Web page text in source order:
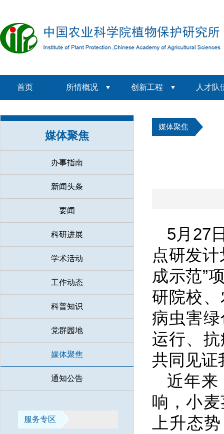
首页 所情概况 创新工程 人才队
媒体聚焦
办事指南
新闻头条
要闻
科研进展
学术活动
工作动态
科普知识
党群园地
媒体聚焦
通知公告
服务专区
媒体聚焦
5月27
点研发
成示范”
研院校
病虫害
运行、
共同见证
近年来
响，小
上升态